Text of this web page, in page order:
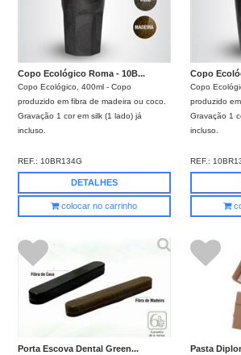
Copo Ecológico Roma - 10B...
Copo Ecológico, 400ml - Copo
produzido em fibra de madeira ou coco.
Gravação 1 cor em silk (1 lado) já
incluso.
REF.:10BR134G
DETALHES
colocar no carrinho
Copo
Copo
produzido
Gravação 1
incluso.
REF.:
Porta Escova Dental Green... Pasta